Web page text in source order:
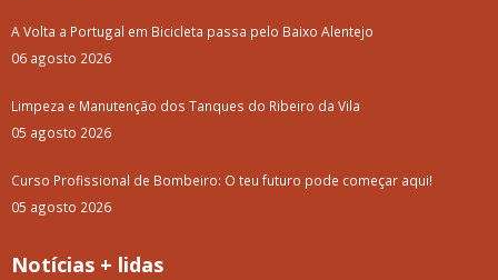
A Volta a Portugal em Bicicleta passa pelo Baixo Alentejo
06 agosto 2026
Limpeza e Manutenção dos Tanques do Ribeiro da Vila
05 agosto 2026
Curso Profissional de Bombeiro: O teu futuro pode começar aqui!
05 agosto 2026
Notícias + lidas